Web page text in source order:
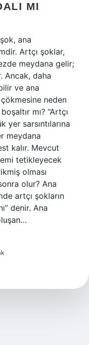
MI
ana
Artçı şoklar,
meydana gelir;
Ancak, daha
ve ana
çökmesine neden
mı? “Artçı
yer sarsıntılarına
meydana
kalır. Mevcut
tetikleyecek
olması
olur? Ana
artçı şokların
denir. Ana